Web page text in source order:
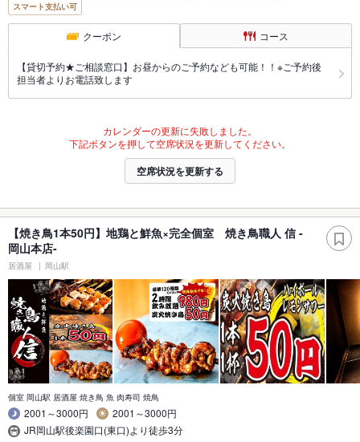
スマート支払い可
クーポン コース
【貸切予約★ご相談窓口】お昼からのご予約なども可能！！※ご予約後
担当者よりお電話致します
カレンダーの更新に失敗しました。
下記ボタンを押して空席状況を更新してください。
空席状況を更新する
【焼き鳥1本50円】地鶏と鮮魚×完全個室 焼き鳥職人 信 -
岡山本店-
居酒屋 岡山駅
個室 岡山駅 居酒屋 焼き鳥 魚 肉寿司 焼鳥
2001～3000円
2001～3000円
JR岡山駅後楽園口(東口)より徒歩3分